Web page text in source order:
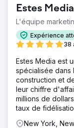
Estes Media
L'équipe
Expérience
38
Estes Media est
spécialisée dans
construction et
leur chiffre
millions de
taux de
New York,